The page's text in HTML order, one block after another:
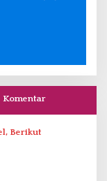
Komentar
Berikut